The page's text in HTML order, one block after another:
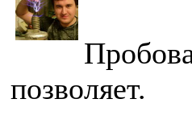
позволяет.